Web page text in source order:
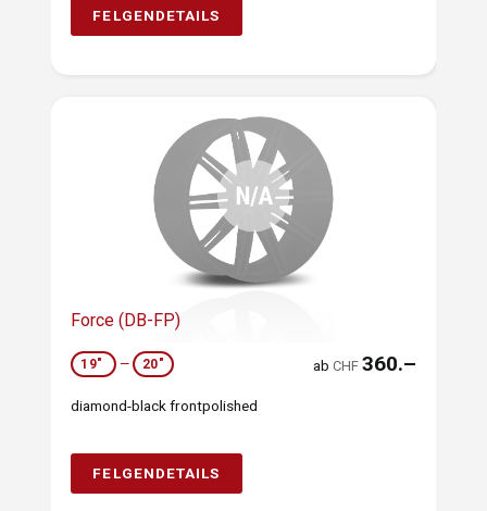
FELGENDETAILS
Force (DB-FP)
19" — 20" abCHF 360.–
diamond-black frontpolished
FELGENDETAILS